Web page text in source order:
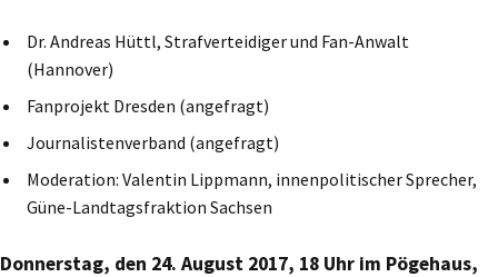
Dr. Andreas Hüttl, Strafverteidiger und Fan-Anwalt
(Hannover)
Fanprojekt Dresden (angefragt)
Journalistenverband (angefragt)
Moderation: Valentin Lippmann, innenpolitischer Sprecher,
Güne-Landtagsfraktion Sachsen
Donnerstag, den 24. August 2017, 18 Uhr im Pögehaus,